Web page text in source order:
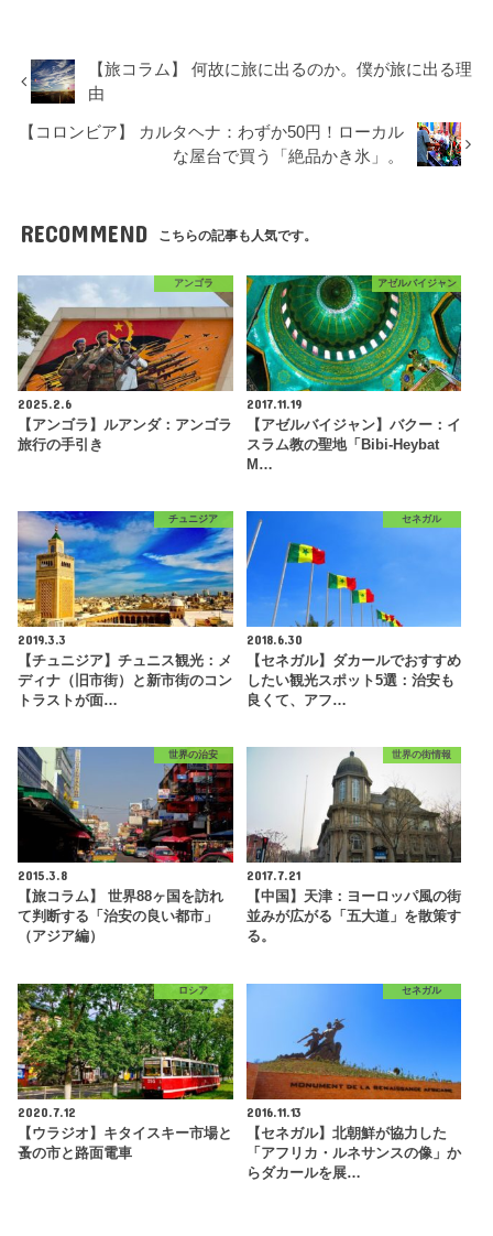
【旅コラム】 何故に旅に出るのか。僕が旅に出る理
由
【コロンビア】 カルタヘナ：わずか50円！ローカル
な屋台で買う「絶品かき氷」。
RECOMMEND こちらの記事も人気です。
アンゴラ
2025.2.6
【アンゴラ】ルアンダ：アンゴラ
旅行の手引き
アゼルバイジャン
2017.11.19
【アゼルバイジャン】バクー：イ
スラム教の聖地「Bibi-Heybat
M…
チュニジア
2019.3.3
【チュニジア】チュニス観光：メ
ディナ（旧市街）と新市街のコン
トラストが面…
セネガル
2018.6.30
【セネガル】ダカールでおすすめ
したい観光スポット5選：治安も
良くて、アフ…
世界の治安
2015.3.8
【旅コラム】 世界88ヶ国を訪れ
て判断する「治安の良い都市」
（アジア編）
世界の街情報
2017.7.21
【中国】天津：ヨーロッパ風の街
並みが広がる「五大道」を散策す
る。
ロシア
2020.7.12
【ウラジオ】キタイスキー市場と
蚤の市と路面電車
セネガル
2016.11.13
【セネガル】北朝鮮が協力した
「アフリカ・ルネサンスの像」か
らダカールを展…